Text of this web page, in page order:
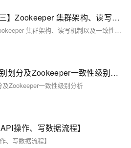
Zookeeper学习系列【三】Zookeeper 集群架构、读写机制以及一致性原理(ZAB协议)
Zookeeper学习系列【三】Zookeeper 集群架构、读写机制以及一致性原理(ZAB协议)
分布式系统的一致性级别划分及Zookeeper一致性级别分析
Zookeeper一致性级别分析
操作、写数据流程】
、写数据流程】